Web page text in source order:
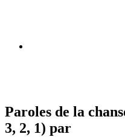
Paroles de la
3, 2, 1) par